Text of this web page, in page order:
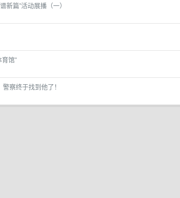
新篇”活动展播（一）
馆”
察终于找到他了！